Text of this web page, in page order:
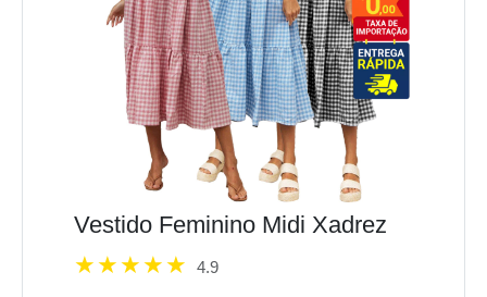
Vestido Feminino Midi Xadrez
4.9